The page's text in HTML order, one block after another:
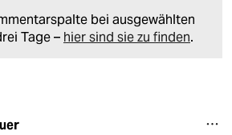
bei ausgewählten
Tage – hier sind sie zu finden.